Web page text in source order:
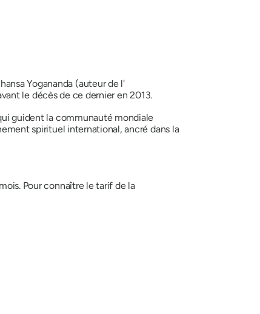
Yogananda (auteur de l'
le décès de ce dernier en 2013.
guident la communauté mondiale
spirituel international, ancré dans la
Pour connaître le tarif de la